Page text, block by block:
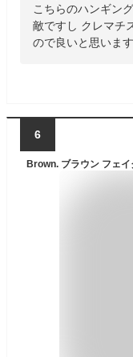
こちらのハンギン
敵ですし クレマチ
ので良いと思います
6